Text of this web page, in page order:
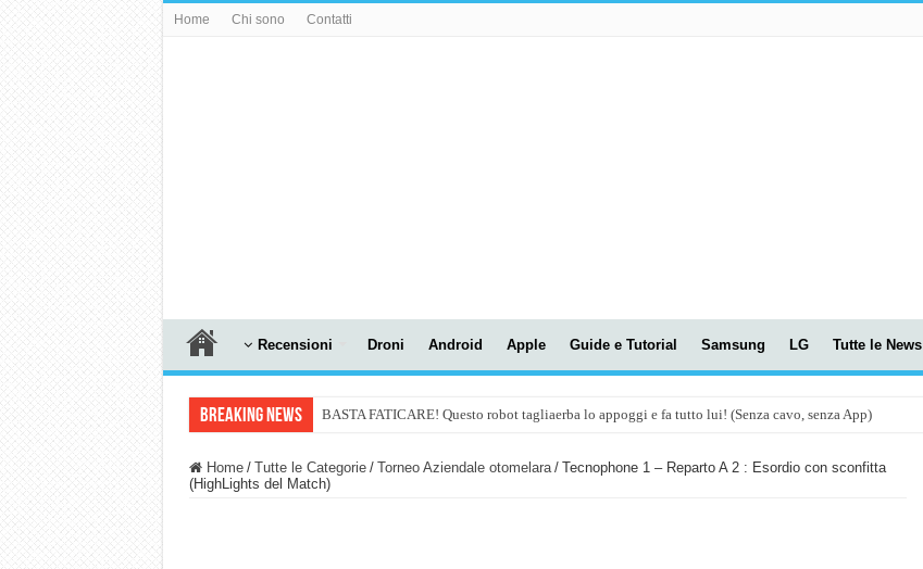
Home Chi sono Contatti
Recensioni Droni Android Apple Guide e Tutorial Samsung LG Tutte le News
Breaking News BASTA FATICARE! Questo robot tagliaerba lo appoggi e fa tutto lui! (Senza cavo, senza App)
NUASI B2-1: trascrizione e riassunti AI per le tue riunioni e lezioni universitarie
Home / Tutte le Categorie / Torneo Aziendale otomelara / Tecnophone 1 – Reparto A 2 : Esordio con sconfitta
(HighLights del Match)